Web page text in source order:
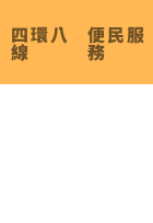
四環八
線
便民服
務